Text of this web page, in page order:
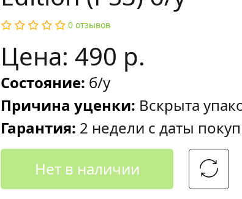
0 отзывов
Цена: 490 р.
Состояние: б/у
Причина уценки: Вскрыта
Гарантия: 2 недели с даты
Нет в наличии